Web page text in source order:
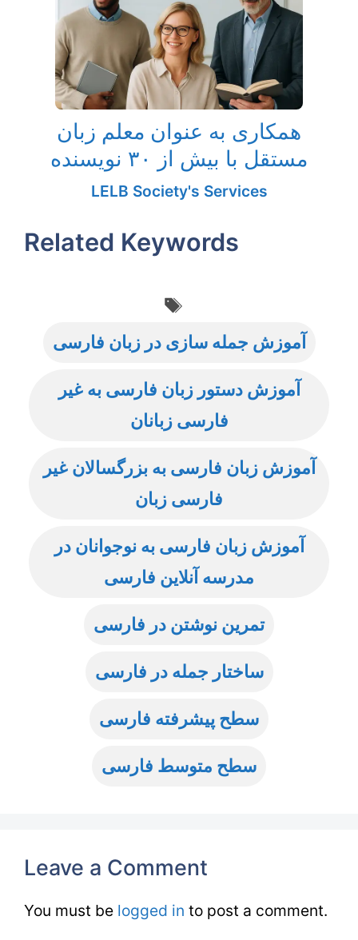
همکاری به‌ عنوان معلم زبان
مستقل با بیش از ۳۰ نویسنده
LELB Society's Services
Related Keywords
آموزش جمله سازی در زبان فارسی
آموزش دستور زبان فارسی به غیر
فارسی زبانان
آموزش زبان فارسی به بزرگسالان غیر
فارسی زبان
آموزش زبان فارسی به نوجوانان در
مدرسه آنلاین فارسی
تمرین نوشتن در فارسی
ساختار جمله در فارسی
سطح پیشرفته فارسی
سطح متوسط فارسی
Leave a Comment
You must be logged in to post a comment.